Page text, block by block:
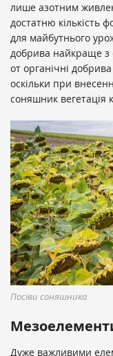
лише азотним
достатню кількість
для майбутнього
добрива найкраще з
от органічні
оскільки при
соняшник вегетація
Посіви соняшника
Дуже важливими